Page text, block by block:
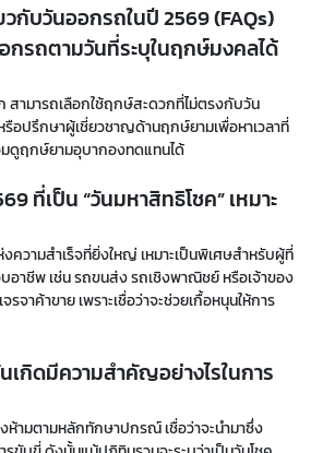
กับวันออกรถในปี2569(FAQs)
กรถตามวันที่ระบุในฤกษ์มงคลได้
สามารถเลือกใช้ฤกษ์สะดวกที่ไม่ตรงกับวัน
อปรึกษาผู้เชี่ยวชาญด้านฤกษ์ยามเพื่อหาเวลาที่
ดูฤกษ์ยามอุบากองทดแทนได้
ที่เป็น “วันมหาสิทธิโชค” เหมาะ
ความสำเร็จที่ยิ่งใหญ่ เหมาะเป็นพิเศษสำหรับผู้ที่
อาชีพ เช่น รถขนส่ง รถเชิงพาณิชย์ หรือเจ้าของ
รจาค้าขาย เพราะเชื่อว่าจะช่วยเกื้อหนุนให้การ
กิดมีความสำคัญอย่างไรในการ
ามตามหลักทักษาปกรณ์ เชื่อว่าจะนำมาซึ่ง